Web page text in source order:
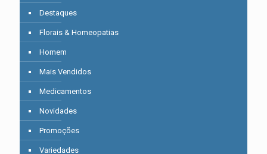
Destaques
Florais & Homeopatias
Homem
Mais Vendidos
Medicamentos
Novidades
Promoções
Variedades